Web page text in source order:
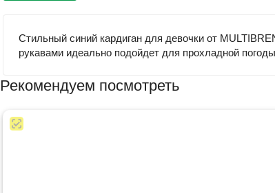
Стильный синий кардиган для девочки от
рукавами идеально подойдет для прохладной
Рекомендуем посмотреть